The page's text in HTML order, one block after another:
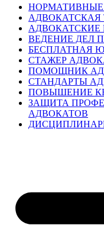
АДВОКАТСКАЯ
АДВОКАТСКИЕ
ВЕДЕНИЕ ДЕЛ
БЕСПЛАТНАЯ
СТАЖЕР
ПОМОЩНИК
СТАНДАРТЫ
ПОВЫШЕНИЕ
ЗАЩИТА
АДВОКАТОВ